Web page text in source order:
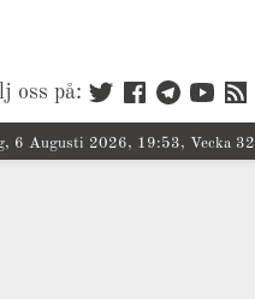
oss på:
6 Augusti 2026, 19:53, Vecka 32